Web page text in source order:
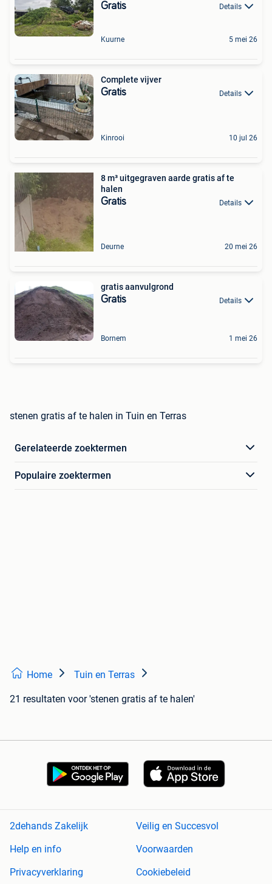
Gratis Details
Kuurne 5 mei 26
Complete vijver
Gratis Details
Kinrooi 10 jul 26
8 m³ uitgegraven aarde gratis af te
halen
Gratis Details
Deurne 20 mei 26
gratis aanvulgrond
Gratis Details
Bornem 1 mei 26
stenen gratis af te halen in Tuin en Terras
Gerelateerde zoektermen
Populaire zoektermen
Home Tuin en Terras
21 resultaten voor 'stenen gratis af te halen'
2dehands Zakelijk
Veilig en Succesvol
Help en info
Voorwaarden
Privacyverklaring
Cookiebeleid